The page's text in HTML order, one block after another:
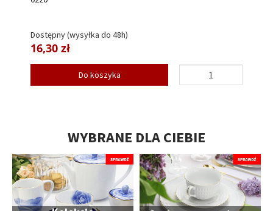
Dostępny (wysyłka do 48h)
16,30 zł
Do koszyka
WYBRANE DLA CIEBIE